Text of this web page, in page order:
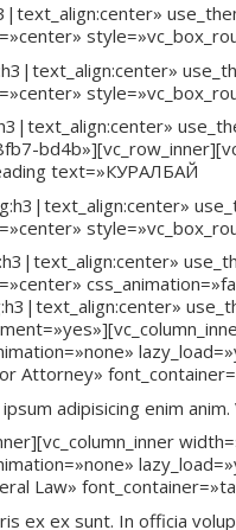
text=»КУРАЛБАЙ
Attorney»
adipisicing enim
Law»
ex ex sunt. In officia